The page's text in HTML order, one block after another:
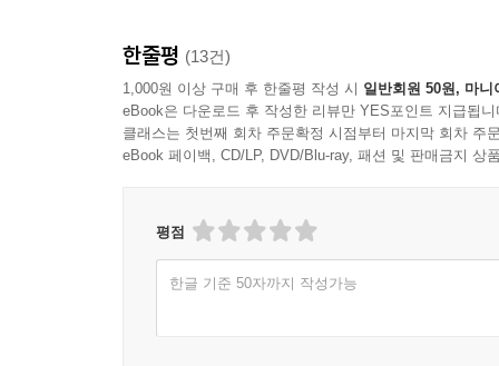
한줄평 (13건)
1,000원 이상 구매 후 한줄평 작성 시 일반회원 50원, 마니
eBook은 다운로드 후 작성한 리뷰만 YES포인트 지급됩니
클래스는 첫번째 회차 주문확정 시점부터 마지막 회차 주
eBook 페이백, CD/LP, DVD/Blu-ray, 패션 및 판매금지 상
평점
한글 기준 50자까지 작성가능